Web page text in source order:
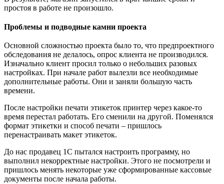
простоя в работе не произошло.
Проблемы и подводные камни проекта
Основной сложностью проекта было то, что предпроектного
обследования не делалось, опрос клиента не производился.
Изначально клиент просил только о небольших разовых
настройках. При начале работ вылезли все необходимые
дополнительные работы. Они и заняли большую часть
времени.
После настройки печати этикеток принтер через какое-то
время перестал работать. Его сменили на другой. Поменялся
формат этикетки и способ печати – пришлось
перенастраивать макет этикеток.
До нас продавец 1С пытался настроить программу, но
выполнил некорректные настройки. Этого не посмотрели и
пришлось менять некоторые уже сформированные кассовые
документы после начала работы.